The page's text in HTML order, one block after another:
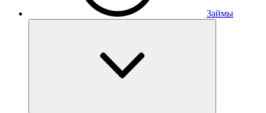
Займы